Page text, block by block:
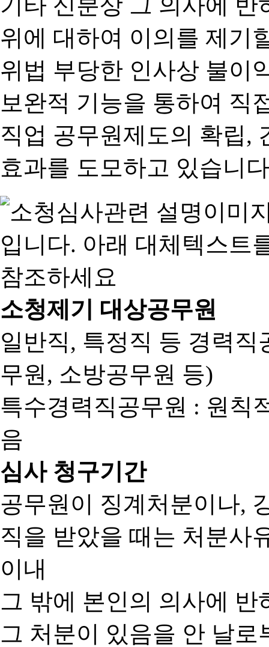
위에 대하여 이의를 제기
위법 부당한 인사상 불이
보완적 기능을 통하여 직
직업 공무원제도의 확립,
효과를 도모하고 있습니
소청제기 대상공무원
일반직, 특정직 등 경력
무원, 소방공무원 등)
특수경력직공무원 : 원칙
음
심사 청구기간
공무원이 징계처분이나,
직을 받았을 때는 처분사
이내
그 밖에 본인의 의사에
그 처분이 있음을 안 날로